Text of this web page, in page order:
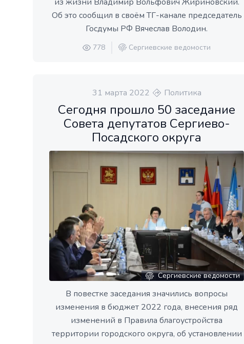
Об это сообщил в своём ТГ-канале председатель
Госдумы РФ Вячеслав Володин.
778 Сергиевские ведомости
31 марта 2022 Политика
Сегодня прошло 50 заседание
Совета депутатов Сергиево-
Посадского округа
Сергиевские ведомости
В повестке заседания значились вопросы
изменения в бюджет 2022 года, внесения ряд
изменений в Правила благоустройства
территории городского округа, об установлении